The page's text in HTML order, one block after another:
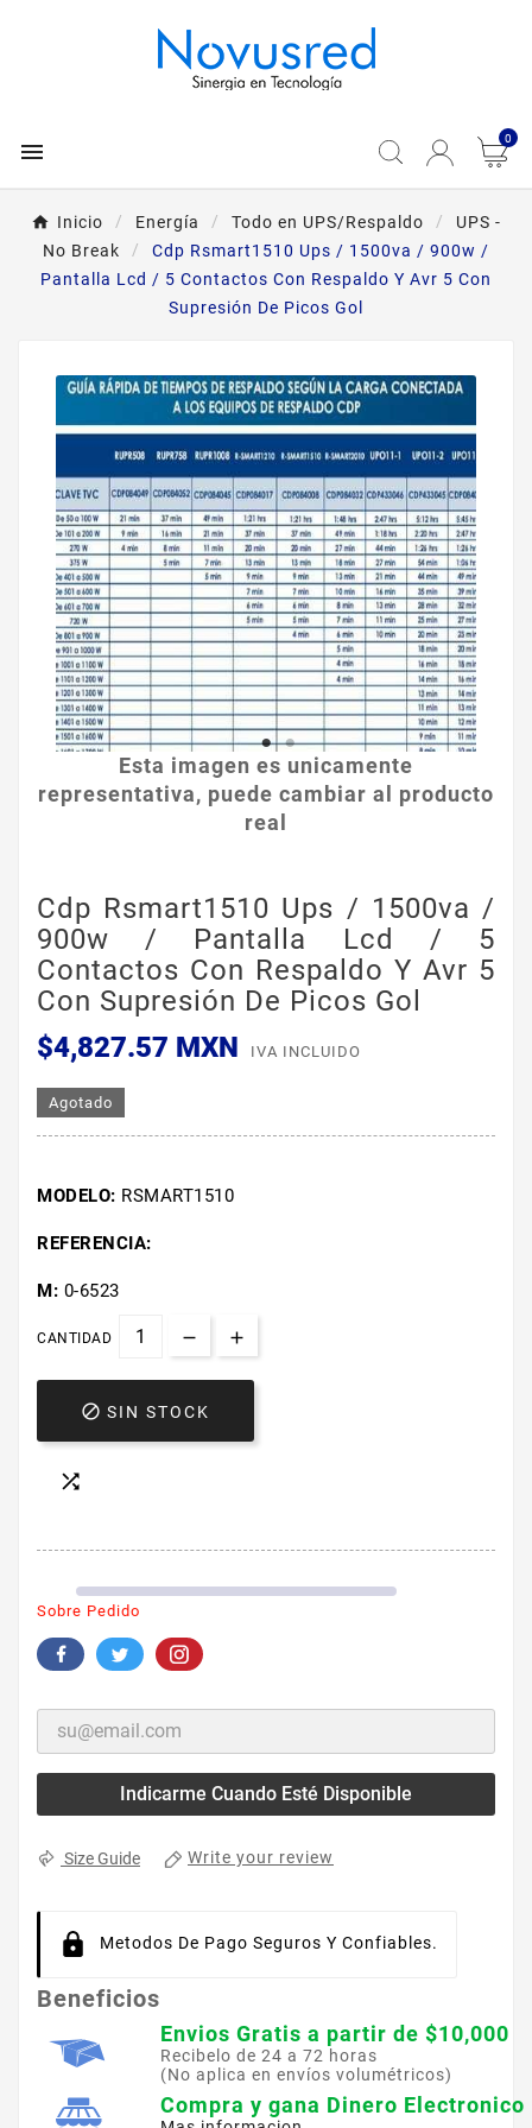
 0
Inicio Energía Todo en UPS/Respaldo
UPS -
No Break
Cdp Rsmart1510 Ups / 1500va / 900w /
Pantalla Lcd / 5 Contactos Con Respaldo Y Avr 5 Con
Supresión De Picos Gol
Esta imagen es unicamente
representativa, puede cambiar al producto
real
Cdp Rsmart1510 Ups / 1500va /
900w / Pantalla Lcd / 5
Contactos Con Respaldo Y Avr 5
Con Supresión De Picos Gol
$4,827.57 MXN
IVA INCLUIDO
Agotado
MODELO: RSMART1510
REFERENCIA:
M: 0-6523
CANTIDAD
 SIN STOCK

Sobre Pedido
Indicarme Cuando Esté Disponible
Size Guide Write your review
Metodos De Pago Seguros Y Confiables.
Beneficios
Envios Gratis a partir de $10,000
Recibelo de 24 a 72 horas
(No aplica en envíos volumétricos)
Compra y gana Dinero Electronico